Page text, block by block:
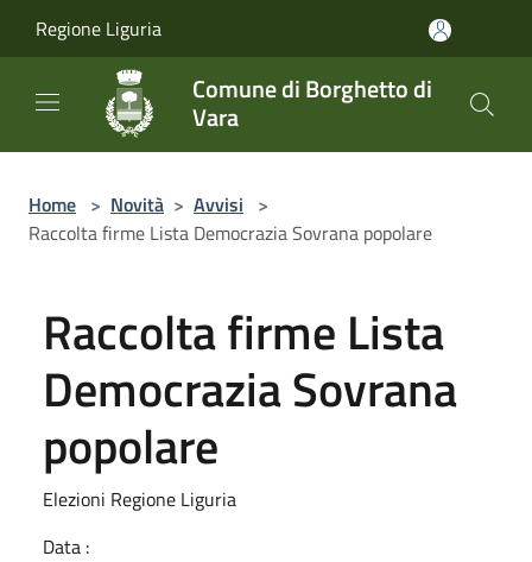
Regione Liguria
Comune di Borghetto di
Vara
Home > Novità > Avvisi >
Raccolta firme Lista Democrazia Sovrana popolare
Raccolta firme Lista
Democrazia Sovrana
popolare
Elezioni Regione Liguria
Data :